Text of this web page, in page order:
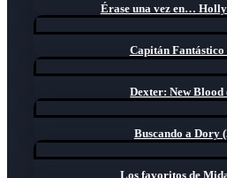
Érase una vez en…
Capitán Fantástico
Dexter: New Blood
Buscando a Dory
Los favoritos de